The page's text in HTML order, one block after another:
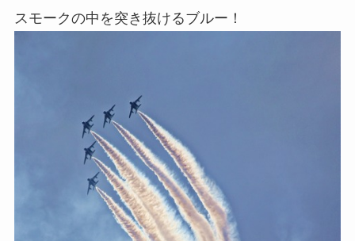
スモークの中を突き抜けるブルー！